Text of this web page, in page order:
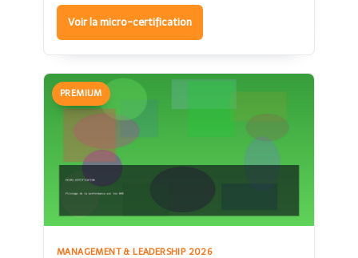
Voir la micro-certification
PREMIUM
MANAGEMENT & LEADERSHIP 2026